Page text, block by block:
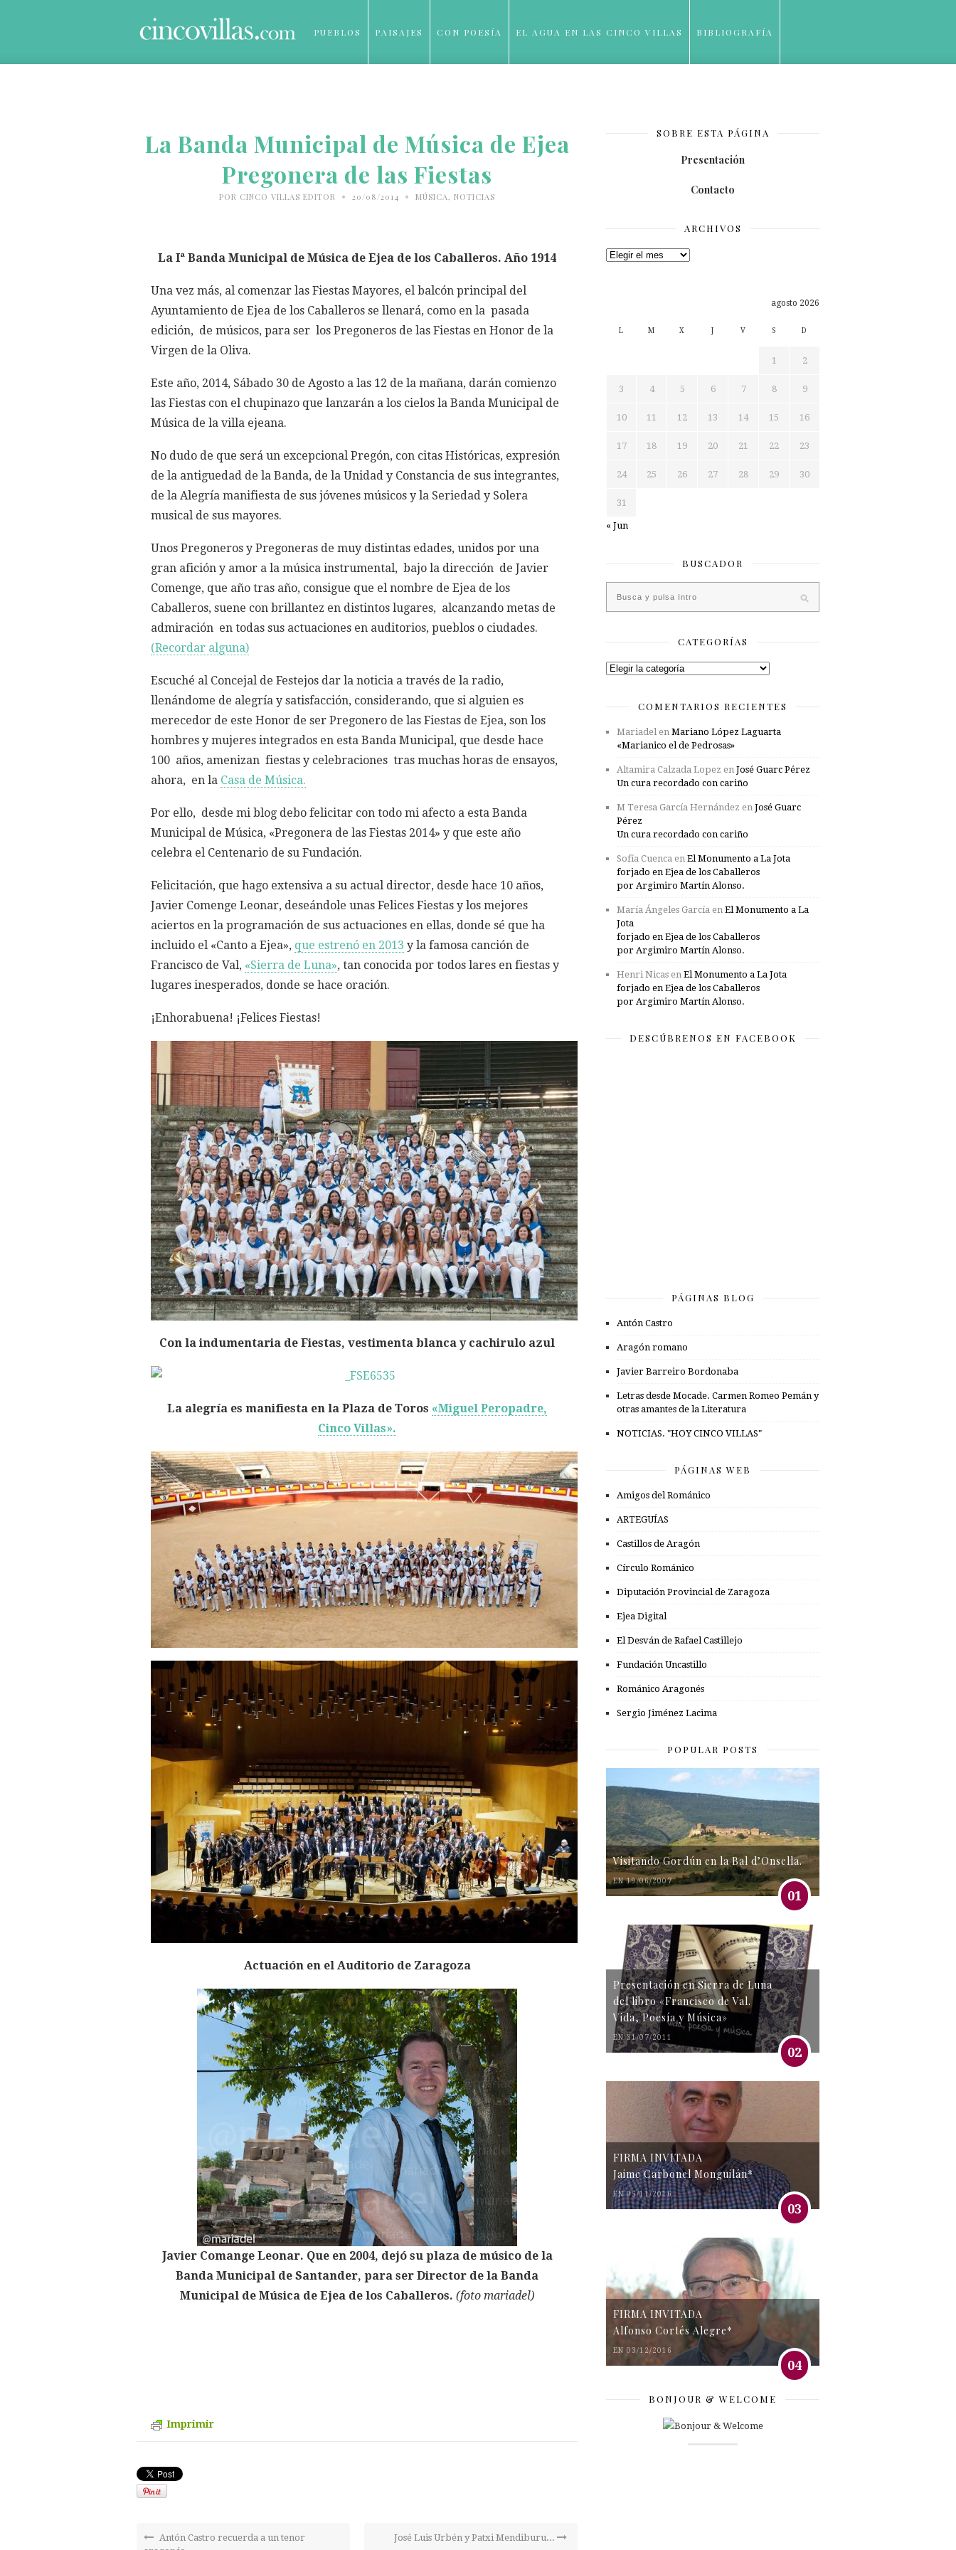
PUEBLOS PAISAJES CON POESÍA EL AGUA EN LAS CINCO VILLAS BIBLIOGRAFÍA
La Banda Municipal de Música de Ejea
Pregonera de las Fiestas
POR CINCO VILLAS EDITOR • 20/08/2014 • MÚSICA, NOTICIAS
La Iª Banda Municipal de Música de Ejea de los Caballeros. Año 1914
Una vez más, al comenzar las Fiestas Mayores, el balcón principal del
Ayuntamiento de Ejea de los Caballeros se llenará, como en la pasada
edición, de músicos, para ser los Pregoneros de las Fiestas en Honor de la
Virgen de la Oliva.
Este año, 2014, Sábado 30 de Agosto a las 12 de la mañana, darán comienzo
las Fiestas con el chupinazo que lanzarán a los cielos la Banda Municipal de
Música de la villa ejeana.
No dudo de que será un excepcional Pregón, con citas Históricas, expresión
de la antiguedad de la Banda, de la Unidad y Constancia de sus integrantes,
de la Alegría manifiesta de sus jóvenes músicos y la Seriedad y Solera
musical de sus mayores.
Unos Pregoneros y Pregoneras de muy distintas edades, unidos por una
gran afición y amor a la música instrumental, bajo la dirección de Javier
Comenge, que año tras año, consigue que el nombre de Ejea de los
Caballeros, suene con brillantez en distintos lugares, alcanzando metas de
admiración en todas sus actuaciones en auditorios, pueblos o ciudades.
(Recordar alguna)
Escuché al Concejal de Festejos dar la noticia a través de la radio,
llenándome de alegría y satisfacción, considerando, que si alguien es
merecedor de este Honor de ser Pregonero de las Fiestas de Ejea, son los
hombres y mujeres integrados en esta Banda Municipal, que desde hace
100 años, amenizan fiestas y celebraciones tras muchas horas de ensayos,
ahora, en la Casa de Música.
Por ello, desde mi blog debo felicitar con todo mi afecto a esta Banda
Municipal de Música, «Pregonera de las Fiestas 2014» y que este año
celebra el Centenario de su Fundación.
Felicitación, que hago extensiva a su actual director, desde hace 10 años,
Javier Comenge Leonar, deseándole unas Felices Fiestas y los mejores
aciertos en la programación de sus actuaciones en ellas, donde sé que ha
incluido el «Canto a Ejea», que estrenó en 2013 y la famosa canción de
Francisco de Val, «Sierra de Luna», tan conocida por todos lares en fiestas y
lugares inesperados, donde se hace oración.
¡Enhorabuena! ¡Felices Fiestas!
Con la indumentaria de Fiestas, vestimenta blanca y cachirulo azul
La alegría es manifiesta en la Plaza de Toros «Miguel Peropadre,
Cinco Villas».
Actuación en el Auditorio de Zaragoza
Javier Comange Leonar. Que en 2004, dejó su plaza de músico de la
Banda Municipal de Santander, para ser Director de la Banda
Municipal de Música de Ejea de los Caballeros. (foto mariadel)
Imprimir
Antón Castro recuerda a un tenor
José Luis Urbén y Patxi Mendiburu...
SOBRE ESTA PÁGINA
Presentación
Contacto
ARCHIVOS
Archivos
agosto 2026
L M X J V S D
1 2
3 4 5 6 7 8 9
10 11 12 13 14 15 16
17 18 19 20 21 22 23
24 25 26 27 28 29 30
31
« Jun
BUSCADOR
CATEGORÍAS
Categorías
COMENTARIOS RECIENTES
Mariadelen Mariano López Laguarta
«Marianico el de Pedrosas»
Altamira Calzada Lopez en José Guarc Pérez
Un cura recordado con cariño
M Teresa García Hernández en José Guarc
Pérez
Un cura recordado con cariño
Sofía Cuenca en El Monumento a La Jota
forjado en Ejea de los Caballeros
por Argimiro Martín Alonso.
María Ángeles García en El Monumento a La
Jota
forjado en Ejea de los Caballeros
por Argimiro Martín Alonso.
Henri Nicas en El Monumento a La Jota
forjado en Ejea de los Caballeros
por Argimiro Martín Alonso.
DESCÚBRENOS EN FACEBOOK
PÁGINAS BLOG
Antón Castro
Aragón romano
Javier Barreiro Bordonaba
Letras desde Mocade. Carmen Romeo Pemán y
otras amantes de la Literatura
NOTICIAS. "HOY CINCO VILLAS"
PÁGINAS WEB
Amigos del Románico
ARTEGUÍAS
Castillos de Aragón
Círculo Románico
Diputación Provincial de Zaragoza
Ejea Digital
El Desván de Rafael Castillejo
Fundación Uncastillo
Románico Aragonés
Sergio Jiménez Lacima
POPULAR POSTS
Visitando Gordún en la Bal d’Onsella.
EN 19/06/2007
01
Presentación en Sierra de Luna
del libro «Francisco de Val.
Vida, Poesía y Música»
EN 31/07/2011
02
FIRMA INVITADA
Jaime Carbonel Monguilán*
EN 05/11/2016
03
FIRMA INVITADA
Alfonso Cortés Alegre*
EN 03/12/2016
04
BONJOUR & WELCOME